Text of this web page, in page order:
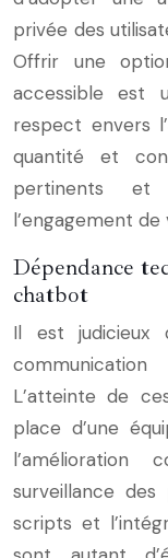
privée des
Offrir une
accessible est
respect envers
quantité et
pertinents et
l’engagement
Dépendance
chatbot
Il est judicieux
L’atteinte de
place d’une
surveillance
scripts et